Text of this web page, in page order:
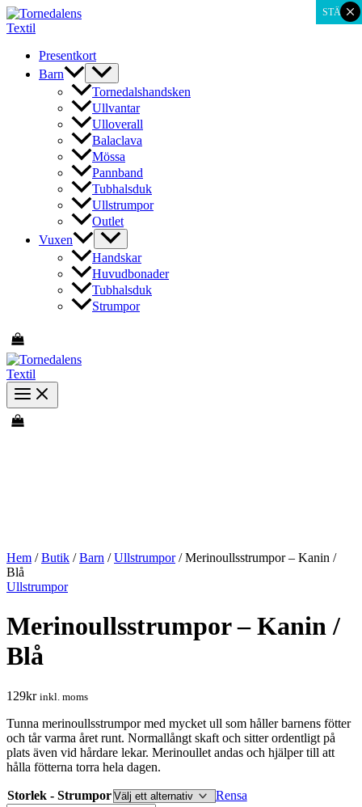
Hoppa
till
Presentkort
Barn
Tornedalshandsken
Ullvantar
Ulloverall
Balaclava
Mössa
Pannband
Tubhalsduk
Ullstrumpor
Outlet
Vuxen
Handskar
Huvudbonader
Tubhalsduk
Strumpor
Hem /Butik /Barn /Ullstrumpor/ Merinoullsstrumpor – Kanin /
Blå
Ullstrumpor
Merinoullsstrumpor – Kanin /
Blå
129kr inkl. moms
Tunna merinoullsstrumpor med mycket ull som håller barnens fötter
och tår varma året runt. Normallångt skaft och sitter ordentligt på
plats även vid hårdare lekar. Merinoullet andas och hjälper till att
hålla fötterna torra hela dagen.
Storlek - Strumpor
Rensa
STÄNG
×